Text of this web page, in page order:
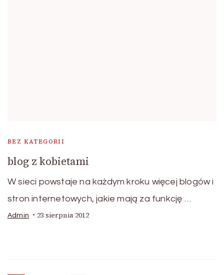
BEZ KATEGORII
blog z kobietami
W sieci powstaje na każdym kroku więcej blogów i
stron internetowych, jakie mają za funkcję …
Admin 23 sierpnia 2012